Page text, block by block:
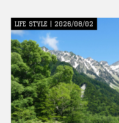
LIFE STYLE | 2026/08/02